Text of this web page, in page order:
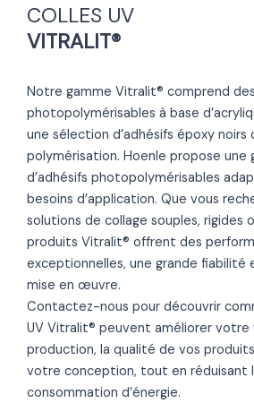
COLLES UV
VITRALIT®
Notre gamme Vitralit® comprend
photopolymérisables à base
une sélection d’adhésifs époxy noirs
polymérisation. Hoenle propose une
d’adhésifs photopolymérisables
besoins d’application. Que vous
solutions de collage souples, rigides
produits Vitralit® offrent des
exceptionnelles, une grande fiabilité
mise en œuvre.
Contactez-nous pour découvrir
UV Vitralit® peuvent améliorer votre
production, la qualité de vos
votre conception, tout en réduisant
consommation d’énergie.